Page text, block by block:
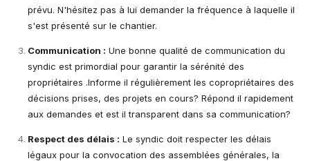
prévu. N'hésitez pas à lui demander la fréquence à laquelle il
s'est présenté sur le chantier.
Communication : Une bonne qualité de communication du
syndic est primordial pour garantir la sérénité des
propriétaires .Informe il régulièrement les copropriétaires des
décisions prises, des projets en cours? Répond il rapidement
aux demandes et est il transparent dans sa communication?
Respect des délais : Le syndic doit respecter les délais
légaux pour la convocation des assemblées générales, la